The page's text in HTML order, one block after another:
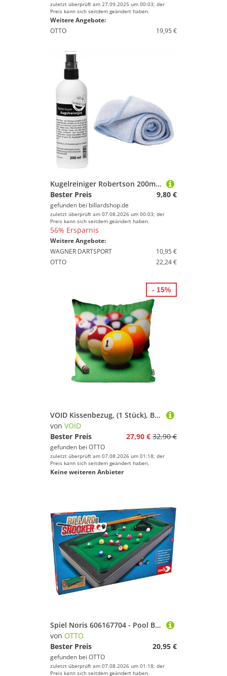
zuletzt überprüft am 27.09.2025 um 00:03; der
Preis kann sich seitdem geändert haben.
Weitere Angebote:
OTTO
19,95 €
Kugelreiniger Robertson 200ml inkl. Mikrofasertuch
Bester Preis
9,80 €
gefunden bei billardshop.de
zuletzt überprüft am 07.08.2026 um 00:03; der
Preis kann sich seitdem geändert haben.
56% Ersparnis
Weitere Angebote:
WAGNER DARTSPORT
10,95 €
OTTO
22,24 €
VOID Kissenbezug, (1 Stück), Billiard Tisch Kugeln queue Kö Spiel Casino Snooker 8 Sport Hobby Poo
von VOID
Bester Preis
27,90 € 32,90 €
gefunden bei OTTO
zuletzt überprüft am 07.08.2026 um 01:18; der
Preis kann sich seitdem geändert haben.
Keine weiteren Anbieter
- 15%
Spiel Noris 606167704 - Pool Billard & Snooker, 31x18x7 cm
von OTTO
Bester Preis
20,95 €
gefunden bei OTTO
zuletzt überprüft am 07.08.2026 um 01:18; der
Preis kann sich seitdem geändert haben.